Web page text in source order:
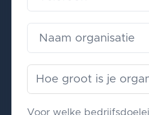
Voor welke